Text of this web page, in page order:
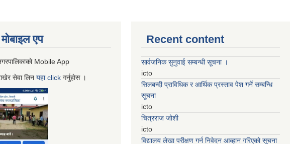
माेबाइल एप
Mobile App
सेवा लिन यहाclick गर्नुहाेस ।
Recent content
सार्वजनिक सुनुवाई सम्बन्धी सूचना ।
icto
सिलबन्दी प्राविधिक र आर्थिक प्रस्ताव पेश गर्ने सम्बन्धि
सूचना
icto
चित्रराज जोशी
icto
विद्यालय लेखा परीक्षण गर्न निवेदन आव्हान गरिएको सूचना